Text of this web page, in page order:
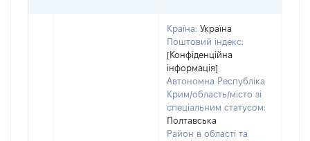
Країна: Україна
Поштовий індекс:
[Конфіденційна
інформація]
Автономна Республіка
Крим/область/місто зі
спеціальним статусом:
Полтавська
Район в області та